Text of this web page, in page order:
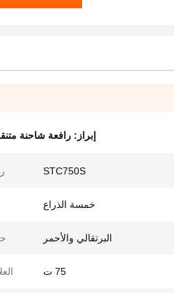
إبراز: رافعة شاحنة متنقلة
STC750S
خمسة الذراع
البرتقالي والأحمر
75 ت